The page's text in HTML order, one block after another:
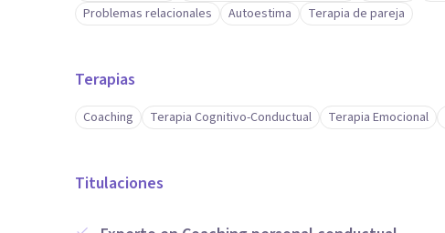
Problemas relacionales
Autoestima Terapia de pareja
Terapias
Coaching Terapia Cognitivo-Conductual Terapia Emocional
Titulaciones